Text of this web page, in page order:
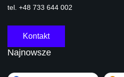
tel. +48 733 644 002
Kontakt
Najnowsze